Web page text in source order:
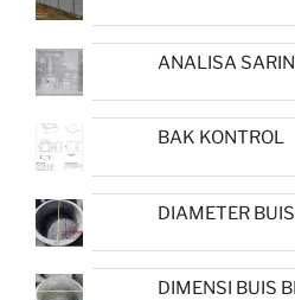
ANALISA
BAK KONTROL
DIAMETER
DIMENSI BUIS